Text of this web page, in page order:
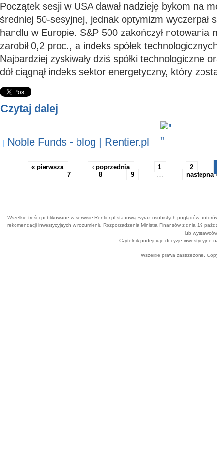
Początek sesji w USA dawał nadzieję bykom na
średniej 50-sesyjnej, jednak optymizm wyczerpał
handlu w Europie. S&P 500 zakończył notowania
zarobił 0,2 proc., a indeks spółek
Najbardziej zyskiwały dziś spółki technologiczne
dół ciągnął indeks sektor energetyczny, który
Czytaj dalej
Noble Funds - blog | Rentier.pl
« pierwsza ‹ poprzednia 1 2
7
8 9 … następna ›
Wszelkie treści publikowane w serwisie Rentier.pl stanowią wyraz osobistych poglądów
rekomendacji inwestycyjnych w rozumieniu Rozporządzenia Ministra Finansów z dnia 19
lub
Czytelnik podejmuje decyzje inwestycyjne
Wszelkie prawa zastrzeżone.